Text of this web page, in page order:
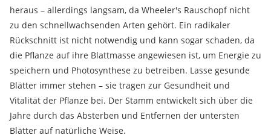
heraus – allerdings langsam, da Wheeler's Rauschopf nicht
zu den schnellwachsenden Arten gehört. Ein radikaler
Rückschnitt ist nicht notwendig und kann sogar schaden, da
die Pflanze auf ihre Blattmasse angewiesen ist, um Energie zu
speichern und Photosynthese zu betreiben. Lasse gesunde
Blätter immer stehen – sie tragen zur Gesundheit und
Vitalität der Pflanze bei. Der Stamm entwickelt sich über die
Jahre durch das Absterben und Entfernen der untersten
Blätter auf natürliche Weise.